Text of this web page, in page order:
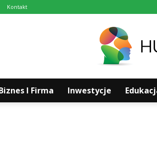
Kontakt
I Firma Inwestycje